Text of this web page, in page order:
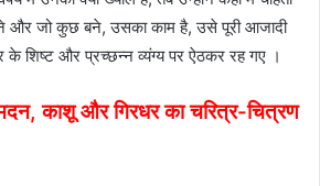
जो कुछ बने, उसका काम है, उसे पूरी आजादी
के शिष्ट और प्रच्छन्न व्यंग्य पर ऐठकर रह गए ।
काशू और गिरधर का चरित्र-चित्रण